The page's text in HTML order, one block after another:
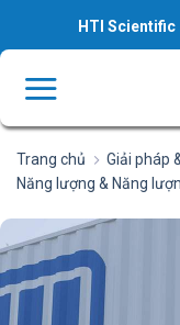
content
HTI Scientific
Trang chủ Giải pháp
Năng lượng & Năng